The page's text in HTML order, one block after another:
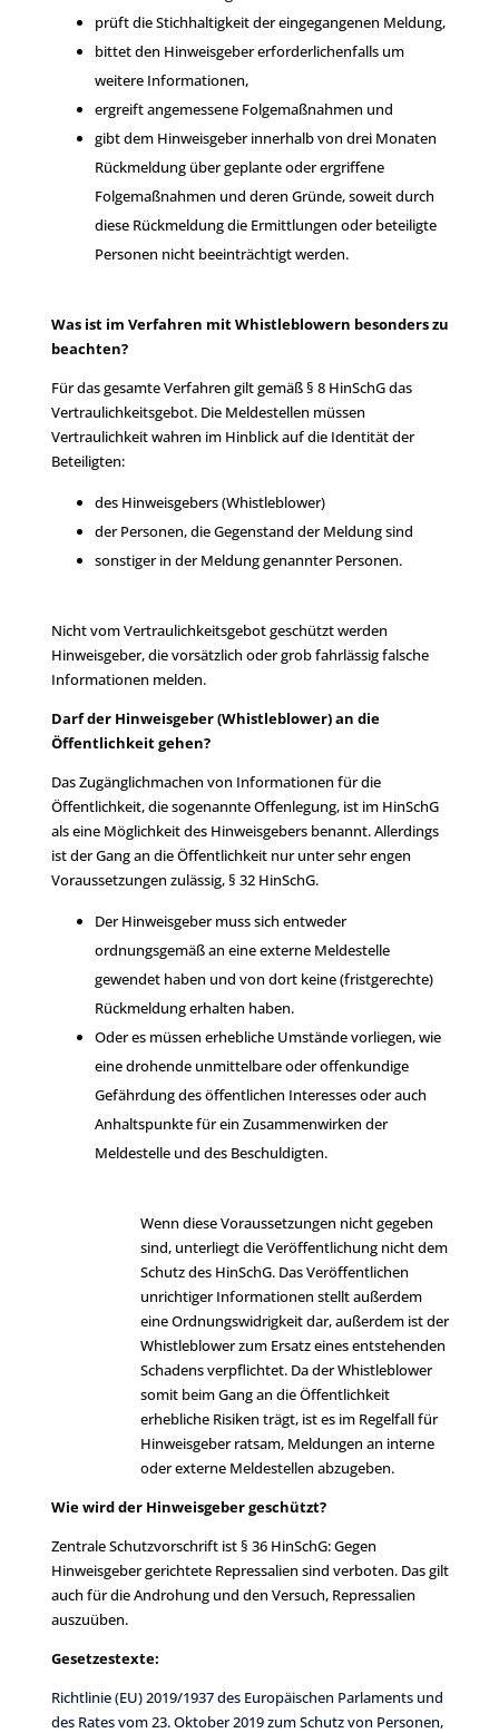
prüft die Stichhaltigkeit der eingegangenen Meldung,
bittet den Hinweisgeber erforderlichenfalls um
weitere Informationen,
ergreift angemessene Folgemaßnahmen und
gibt dem Hinweisgeber innerhalb von drei Monaten
Rückmeldung über geplante oder ergriffene
Folgemaßnahmen und deren Gründe, soweit durch
diese Rückmeldung die Ermittlungen oder beteiligte
Personen nicht beeinträchtigt werden.
Was ist im Verfahren mit Whistleblowern besonders zu
beachten?
Für das gesamte Verfahren gilt gemäß § 8 HinSchG das
Vertraulichkeitsgebot. Die Meldestellen müssen
Vertraulichkeit wahren im Hinblick auf die Identität der
Beteiligten:
des Hinweisgebers (Whistleblower)
der Personen, die Gegenstand der Meldung sind
sonstiger in der Meldung genannter Personen.
Nicht vom Vertraulichkeitsgebot geschützt werden
Hinweisgeber, die vorsätzlich oder grob fahrlässig falsche
Informationen melden.
Darf der Hinweisgeber (Whistleblower) an die
Öffentlichkeit gehen?
Das Zugänglichmachen von Informationen für die
Öffentlichkeit, die sogenannte Offenlegung, ist im HinSchG
als eine Möglichkeit des Hinweisgebers benannt. Allerdings
ist der Gang an die Öffentlichkeit nur unter sehr engen
Voraussetzungen zulässig, § 32 HinSchG.
Der Hinweisgeber muss sich entweder
ordnungsgemäß an eine externe Meldestelle
gewendet haben und von dort keine (fristgerechte)
Rückmeldung erhalten haben.
Oder es müssen erhebliche Umstände vorliegen, wie
eine drohende unmittelbare oder offenkundige
Gefährdung des öffentlichen Interesses oder auch
Anhaltspunkte für ein Zusammenwirken der
Meldestelle und des Beschuldigten.
Wenn diese Voraussetzungen nicht gegeben
sind, unterliegt die Veröffentlichung nicht dem
Schutz des HinSchG. Das Veröffentlichen
unrichtiger Informationen stellt außerdem
eine Ordnungswidrigkeit dar, außerdem ist der
Whistleblower zum Ersatz eines entstehenden
Schadens verpflichtet. Da der Whistleblower
somit beim Gang an die Öffentlichkeit
erhebliche Risiken trägt, ist es im Regelfall für
Hinweisgeber ratsam, Meldungen an interne
oder externe Meldestellen abzugeben.
Wie wird der Hinweisgeber geschützt?
Zentrale Schutzvorschrift ist § 36 HinSchG: Gegen
Hinweisgeber gerichtete Repressalien sind verboten. Das gilt
auch für die Androhung und den Versuch, Repressalien
auszuüben.
Gesetzestexte:
Richtlinie (EU) 2019/1937 des Europäischen Parlaments und
des Rates vom 23. Oktober 2019 zum Schutz von Personen,